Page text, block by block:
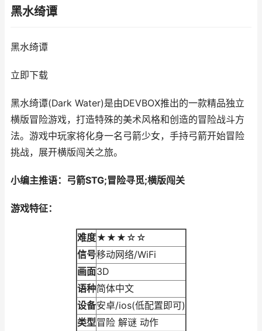
黑水绮谭
黑水绮谭
立即下载
黑水绮谭(Dark Water)是由DEVBOX推出的一款精品独立
横版冒险游戏，打造特殊的美术风格和创造的冒险战斗方
法。游戏中玩家将化身一名弓箭少女，手持弓箭开始冒险
挑战，展开横版闯关之旅。
小编主推语：弓箭STG;冒险寻觅;横版闯关
游戏特征：
难度★★★☆☆
信号移动网络/WiFi
画面3D
语种简体中文
设备安卓/ios(低配置即可)
类型冒险 解谜 动作